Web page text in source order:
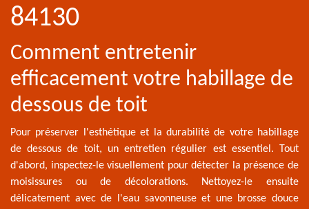
84130
Comment entretenir
efficacement votre habillage de
dessous de toit
Pour préserver l'esthétique et la durabilité de votre habillage
de dessous de toit, un entretien régulier est essentiel. Tout
d'abord, inspectez-le visuellement pour détecter la présence de
moisissures ou de décolorations. Nettoyez-le ensuite
délicatement avec de l'eau savonneuse et une brosse douce